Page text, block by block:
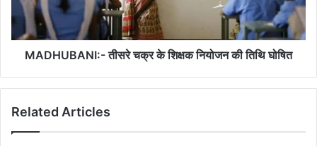
तिथि
घोषित
MADHUBANI:- तीसरे चक्र के शिक्षक नियोजन की तिथि घोषित
Related Articles